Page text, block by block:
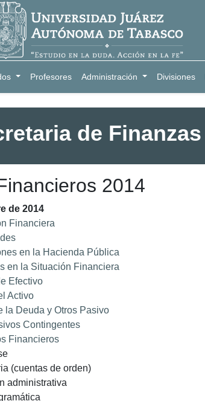
Profesores Administración Divisiones
de Finanzas
2014
de 2014
Financiera
en la Hacienda Pública
en la Situación Financiera
Efectivo
Activo
la Deuda y Otros Pasivo
Contingentes
Financieros
(cuentas de orden)
administrativa